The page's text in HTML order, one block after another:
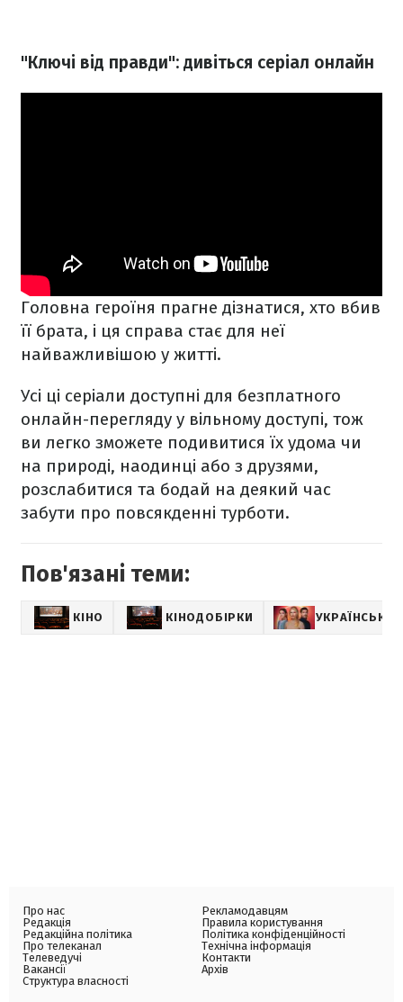
"Ключі від правди": дивіться серіал онлайн
Головна героїня прагне дізнатися, хто вбив
її брата, і ця справа стає для неї
найважливішою у житті.
Усі ці серіали доступні для безплатного
онлайн-перегляду у вільному доступі, тож
ви легко зможете подивитися їх удома чи
на природі, наодинці або з друзями,
розслабитися та бодай на деякий час
забути про повсякденні турботи.
Пов'язані теми:
КІНО КІНОДОБІРКИ УКРАЇНСЬКІ
Про нас
Редакція
Редакційна політика
Про телеканал
Телеведучі
Вакансії
Структура власності
Рекламодавцям
Правила користування
Політика конфіденційності
Технічна інформація
Контакти
Архів